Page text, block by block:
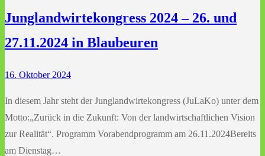
Junglandwirtekongress 2024 – 26. und
27.11.2024 in Blaubeuren
16. Oktober 2024
In diesem Jahr steht der Junglandwirtekongress (JuLaKo) unter dem
Motto:„Zurück in die Zukunft: Von der landwirtschaftlichen Vision
zur Realität“. Programm Vorabendprogramm am 26.11.2024Bereits
am Dienstag…